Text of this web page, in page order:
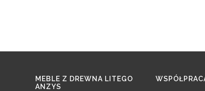
Linki w stopce
MEBLE Z DREWNA LITEGO
ANZYS